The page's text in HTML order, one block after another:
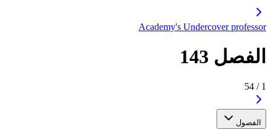
Academy's Undercover professor
الفصل 143
/
54
الفصول